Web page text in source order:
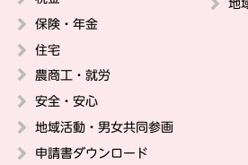
保険・年金
住宅
農商工・就労
安全・安心
地域活動・男女共同参画
申請書ダウンロード
地